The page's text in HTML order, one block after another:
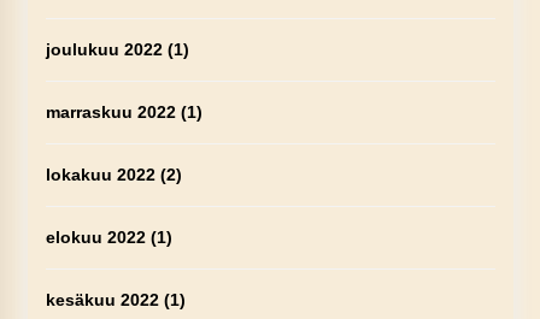
joulukuu 2022(1)
marraskuu 2022(1)
lokakuu 2022(2)
elokuu 2022(1)
kesäkuu 2022(1)